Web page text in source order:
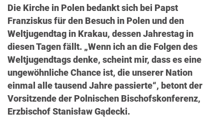
Die Kirche in Polen bedankt sich bei Papst
Franziskus für den Besuch in Polen und den
Weltjugendtag in Krakau, dessen Jahrestag in
diesen Tagen fällt. „Wenn ich an die Folgen des
Weltjugendtags denke, scheint mir, dass es eine
ungewöhnliche Chance ist, die unserer Nation
einmal alle tausend Jahre passierte“, betont der
Vorsitzende der Polnischen Bischofskonferenz,
Erzbischof Stanisław Gądecki.